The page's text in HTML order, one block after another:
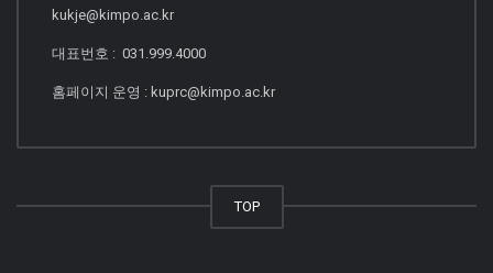
kukje@kimpo.ac.kr
대표번호 : 031.999.4000
홈페이지 운영 : kuprc@kimpo.ac.kr
TOP